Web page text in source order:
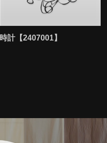
時計【2407001】